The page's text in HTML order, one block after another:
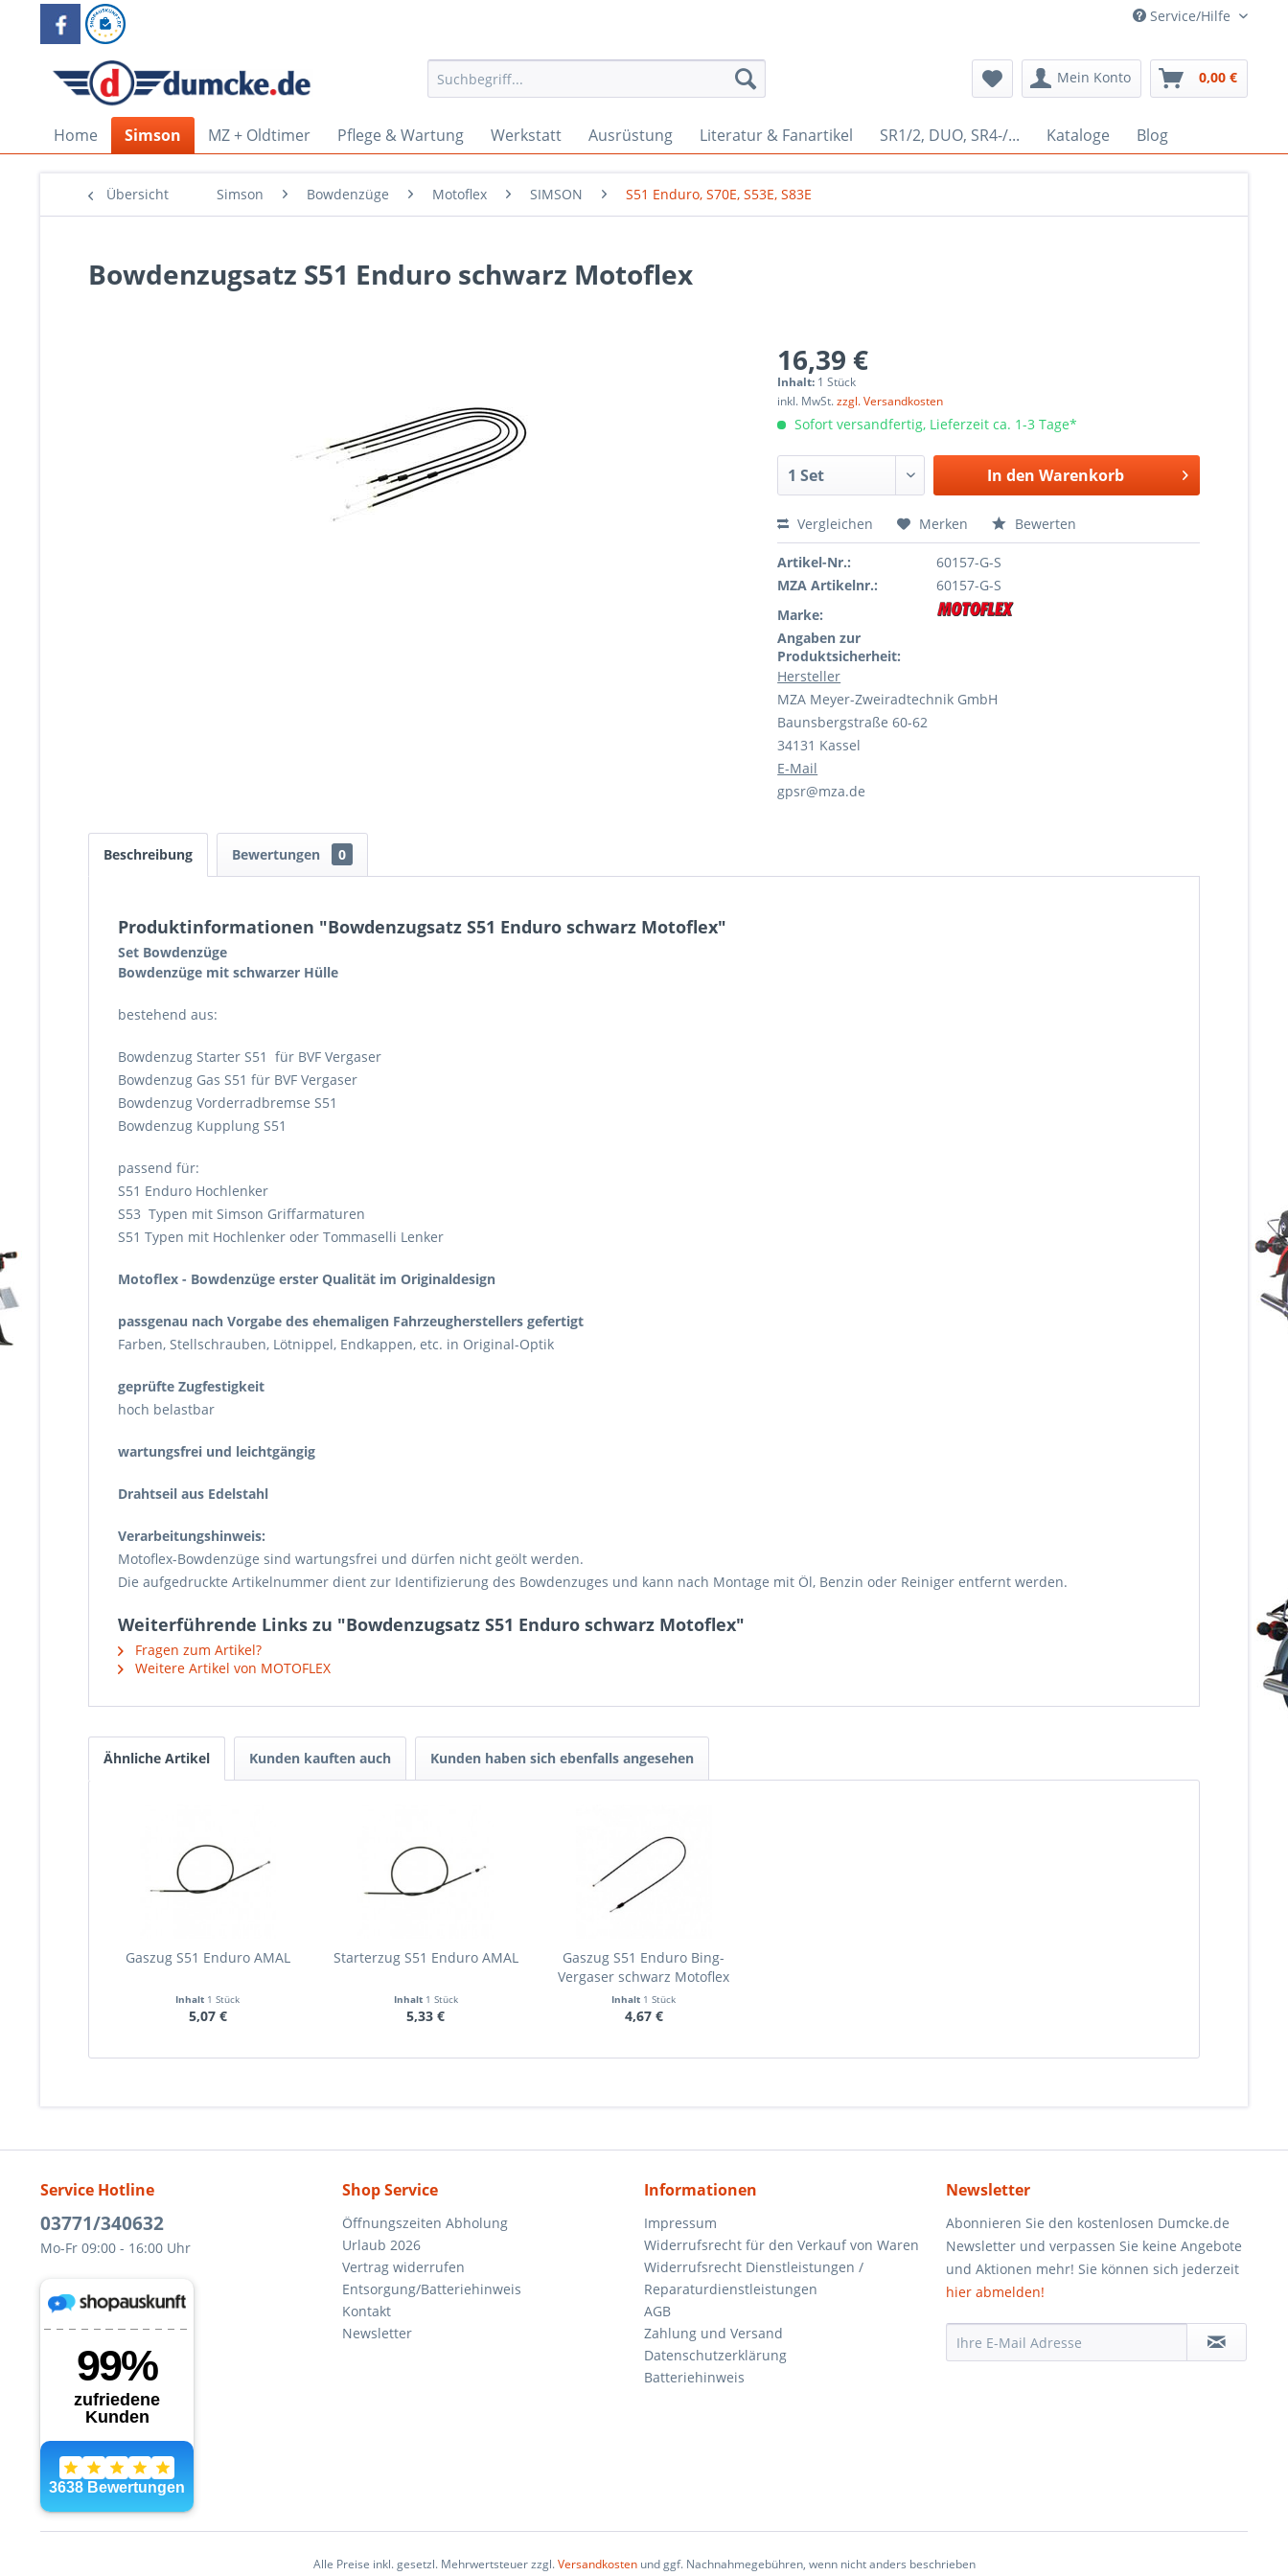
Service/Hilfe
Mein Konto 0,00 €
Home Simson MZ + Oldtimer Pflege & Wartung Werkstatt Ausrüstung Literatur & Fanartikel SR1/2, DUO, SR4-/... Kataloge Blog
Übersicht Simson Bowdenzüge Motoflex SIMSON S51 Enduro, S70E, S53E, S83E
Bowdenzugsatz S51 Enduro schwarz Motoflex
16,39 €
Inhalt: 1 Stück
inkl. MwSt.zzgl. Versandkosten
Sofort versandfertig, Lieferzeit ca. 1-3 Tage*
In den Warenkorb
Vergleichen Merken Bewerten
Artikel-Nr.:
60157-G-S
MZA Artikelnr.:
60157-G-S
Marke:
Angaben zur
Produktsicherheit:
Hersteller
MZA Meyer-Zweiradtechnik GmbH
Baunsbergstraße 60-62
34131 Kassel
E-Mail
gpsr@mza.de
Beschreibung Bewertungen 0
Produktinformationen "Bowdenzugsatz S51 Enduro schwarz Motoflex"
Set Bowdenzüge
Bowdenzüge mit schwarzer Hülle
bestehend aus:
Bowdenzug Starter S51 für BVF Vergaser
Bowdenzug Gas S51 für BVF Vergaser
Bowdenzug Vorderradbremse S51
Bowdenzug Kupplung S51
passend für:
S51 Enduro Hochlenker
S53 Typen mit Simson Griffarmaturen
S51 Typen mit Hochlenker oder Tommaselli Lenker
Motoflex - Bowdenzüge erster Qualität im Originaldesign
passgenau nach Vorgabe des ehemaligen Fahrzeugherstellers gefertigt
Farben, Stellschrauben, Lötnippel, Endkappen, etc. in Original-Optik
geprüfte Zugfestigkeit
hoch belastbar
wartungsfrei und leichtgängig
Drahtseil aus Edelstahl
Verarbeitungshinweis:
Motoflex-Bowdenzüge sind wartungsfrei und dürfen nicht geölt werden.
Die aufgedruckte Artikelnummer dient zur Identifizierung des Bowdenzuges und kann nach Montage mit Öl, Benzin oder Reiniger entfernt werden.
Weiterführende Links zu "Bowdenzugsatz S51 Enduro schwarz Motoflex"
Fragen zum Artikel?
Weitere Artikel von MOTOFLEX
Ähnliche Artikel Kunden kauften auch Kunden haben sich ebenfalls angesehen
Gaszug S51 Enduro AMAL
Inhalt 1 Stück
5,07 €
Starterzug S51 Enduro AMAL
Inhalt 1 Stück
5,33 €
Gaszug S51 Enduro Bing-
Vergaser schwarz Motoflex
Inhalt 1 Stück
4,67 €
Service Hotline
03771/340632
Mo-Fr 09:00 - 16:00 Uhr
Shop Service
Öffnungszeiten Abholung
Urlaub 2026
Vertrag widerrufen
Entsorgung/Batteriehinweis
Kontakt
Newsletter
Informationen
Impressum
Widerrufsrecht für den Verkauf von Waren
Widerrufsrecht Dienstleistungen /
Reparaturdienstleistungen
AGB
Zahlung und Versand
Datenschutzerklärung
Batteriehinweis
Newsletter
Abonnieren Sie den kostenlosen Dumcke.de
Newsletter und verpassen Sie keine Angebote
und Aktionen mehr! Sie können sich jederzeit
hier abmelden!
Alle Preise inkl. gesetzl. Mehrwertsteuer zzgl.Versandkostenund ggf. Nachnahmegebühren, wenn nicht anders beschrieben